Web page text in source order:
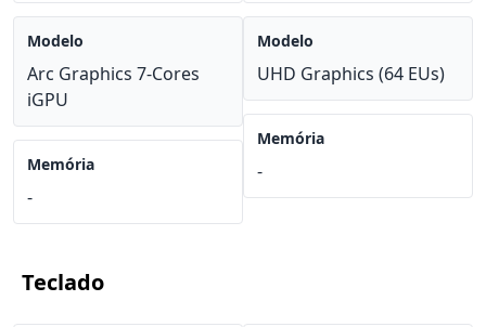
Modelo
Arc Graphics 7-Cores
iGPU
Memória
-
Modelo
UHD Graphics (64 EUs)
Memória
-
Teclado